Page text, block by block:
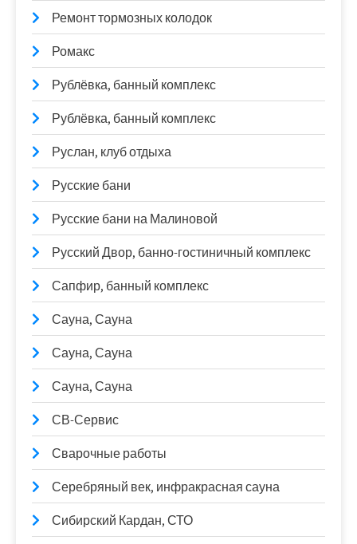
Ремонт тормозных колодок
Ромакс
Рублёвка, банный комплекс
Рублёвка, банный комплекс
Руслан, клуб отдыха
Русские бани
Русские бани на Малиновой
Русский Двор, банно-гостиничный комплекс
Сапфир, банный комплекс
Сауна, Сауна
Сауна, Сауна
Сауна, Сауна
СВ-Сервис
Сварочные работы
Серебряный век, инфракрасная сауна
Сибирский Кардан, СТО